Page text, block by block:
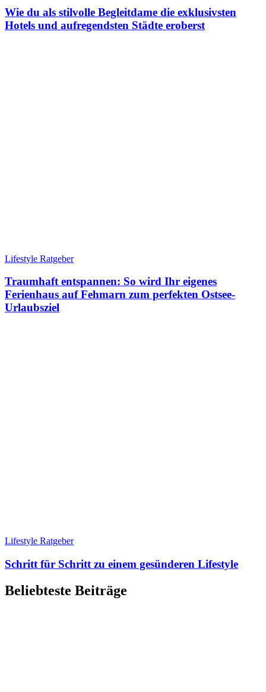
Wie du als stilvolle Begleitdame die exklusivsten
Hotels und aufregendsten Städte eroberst
Lifestyle Ratgeber
Traumhaft entspannen: So wird Ihr eigenes
Ferienhaus auf Fehmarn zum perfekten Ostsee-
Urlaubsziel
Lifestyle Ratgeber
Schritt für Schritt zu einem gesünderen Lifestyle
Beliebteste Beiträge